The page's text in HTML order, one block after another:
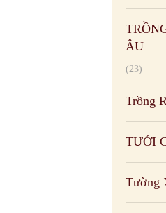
ÂU
(23)
Trồng
TƯỚI
Tường